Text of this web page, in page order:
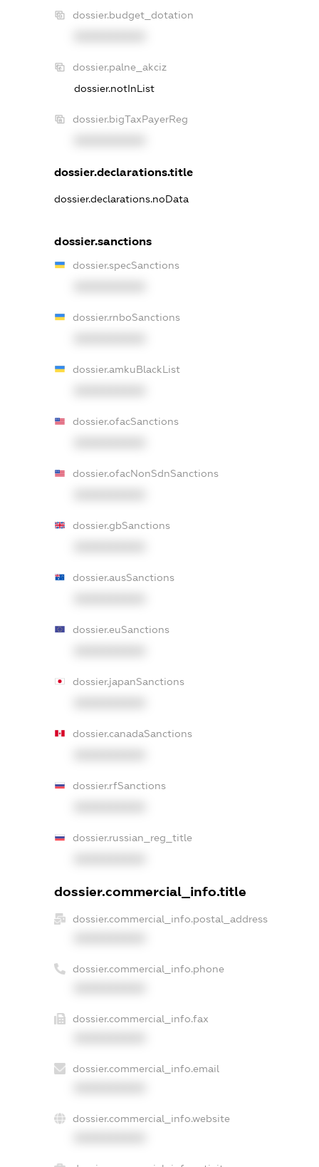
dossier.budget_dotation
dossier.palne_akciz
dossier.notInList
dossier.bigTaxPayerReg
dossier.declarations.title
dossier.declarations.noData
dossier.sanctions
dossier.specSanctions
dossier.rnboSanctions
dossier.amkuBlackList
dossier.ofacSanctions
dossier.ofacNonSdnSanctions
dossier.gbSanctions
dossier.ausSanctions
dossier.euSanctions
dossier.japanSanctions
dossier.canadaSanctions
dossier.rfSanctions
dossier.russian_reg_title
dossier.commercial_info.title
dossier.commercial_info.postal_address
dossier.commercial_info.phone
dossier.commercial_info.fax
dossier.commercial_info.email
dossier.commercial_info.website